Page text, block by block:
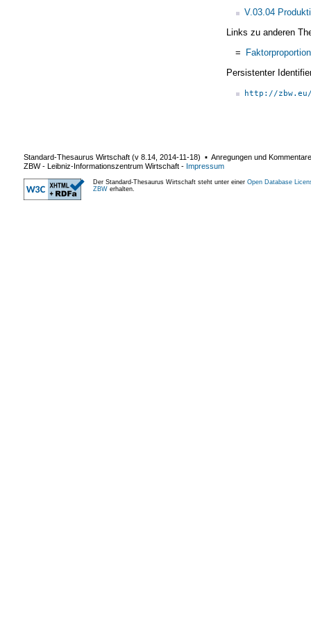
V.03.04
Links zu anderen
= Faktorproportion
Persistenter
http://
Standard-Thesaurus Wirtschaft (v 8.14 2014-11-18) ▪ Anregungen und
ZBW - Leibniz-Informationszentrum Wirtschaft - Impressum
Der Standard-Thesaurus Wirtschaft steht unter einer Open Database
ZBW erhalten.